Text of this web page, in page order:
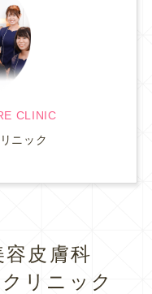
CLINIC
ニック
皮膚科
リニック